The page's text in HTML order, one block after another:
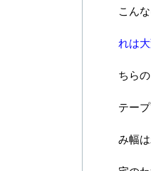
こん
れは
ちら
テー
み幅